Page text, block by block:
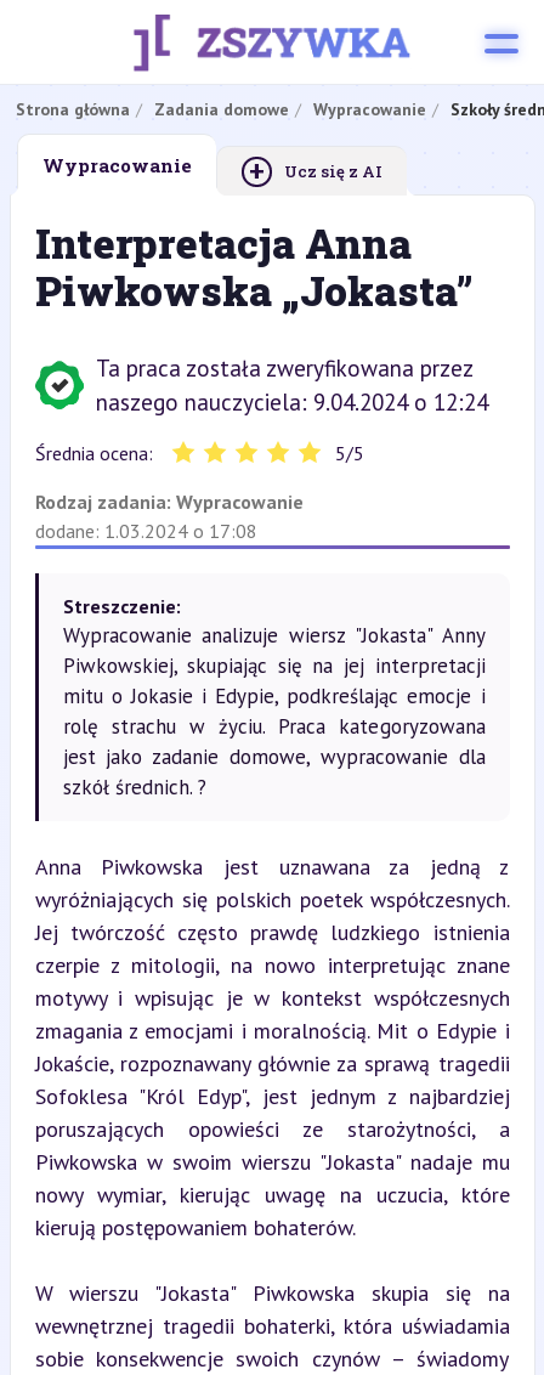
Strona główna Zadania domowe Wypracowanie Szkoły
Wypracowanie + Ucz się z AI
Interpretacja Anna
Piwkowska „Jokasta”
Ta praca została zweryfikowana przez
naszego nauczyciela: 9.04.2024 o 12:24
Średnia ocena: 5/5
Rodzaj zadania: Wypracowanie
dodane: 1.03.2024 o 17:08
Streszczenie:
Wypracowanie analizuje wiersz "Jokasta" Anny
Piwkowskiej, skupiając się na jej interpretacji
mitu o Jokasie i Edypie, podkreślając emocje i
rolę strachu w życiu. Praca kategoryzowana
jest jako zadanie domowe, wypracowanie dla
szkół średnich. ?
Anna Piwkowska jest uznawana za jedną z
wyróżniających się polskich poetek współczesnych.
Jej twórczość często prawdę ludzkiego istnienia
czerpie z mitologii, na nowo interpretując znane
motywy i wpisując je w kontekst współczesnych
zmagania z emocjami i moralnością. Mit o Edypie i
Jokaście, rozpoznawany głównie za sprawą tragedii
Sofoklesa "Król Edyp", jest jednym z najbardziej
poruszających opowieści ze starożytności, a
Piwkowska w swoim wierszu "Jokasta" nadaje mu
nowy wymiar, kierując uwagę na uczucia, które
kierują postępowaniem bohaterów.
W wierszu "Jokasta" Piwkowska skupia się na
wewnętrznej tragedii bohaterki, która uświadamia
sobie konsekwencje swoich czynów – świadomy